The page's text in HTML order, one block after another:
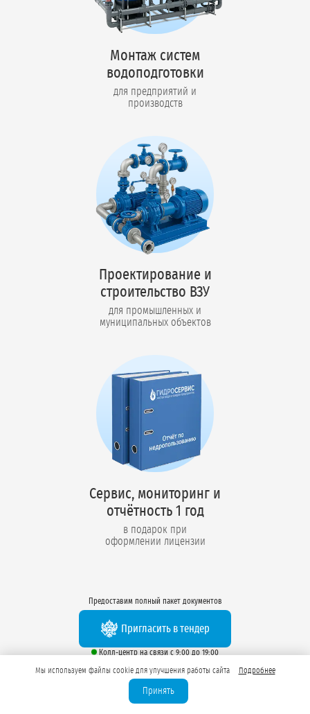
Монтаж систем
водоподготовки
для предприятий и
производств
Проектирование и
строительство ВЗУ
для промышленных и
муниципальных объектов
Сервис, мониторинг и
отчётность 1 год
в подарок при
оформлении лицензии
Предоставим полный пакет документов
Пригласить в тендер
Колл-центр на связи с 9:00 до 19:00
Перезвоните нам
Мы используем файлы cookie для улучшения работы сайта Подробнее
Принять